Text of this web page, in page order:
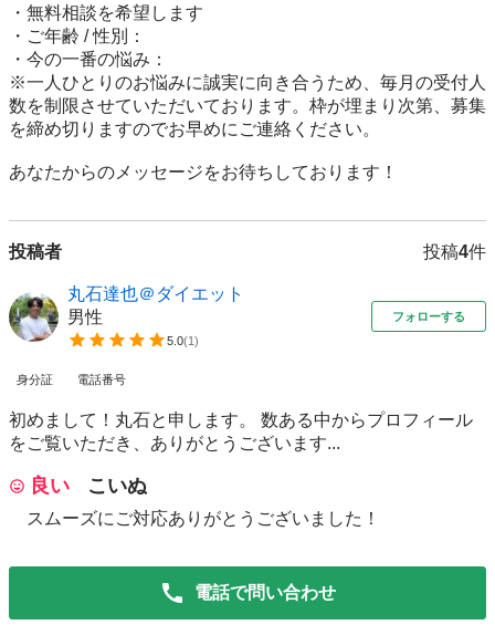
・無料相談を希望します
・ご年齢 / 性別：
・今の一番の悩み：
※一人ひとりのお悩みに誠実に向き合うため、毎月の受付人
数を制限させていただいております。枠が埋まり次第、募集
を締め切りますのでお早めにご連絡ください。
あなたからのメッセージをお待ちしております！
投稿者 投稿4件
丸石達也＠ダイエット
男性
5.0(1)
フォローする
身分証 電話番号
初めまして！丸石と申します。 数ある中からプロフィール
をご覧いただき、ありがとうございます...
良い こいぬ
スムーズにご対応ありがとうございました！
電話で問い合わせ